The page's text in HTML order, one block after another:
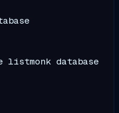
database